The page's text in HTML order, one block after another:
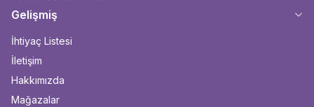
Gelişmiş
İhtiyaç Listesi
İletişim
Hakkımızda
Mağazalar